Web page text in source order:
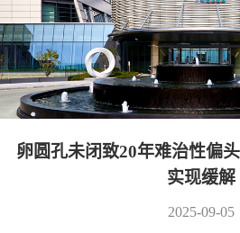
卵圆孔未闭致20年难治性偏
实现缓解
2025-09-05